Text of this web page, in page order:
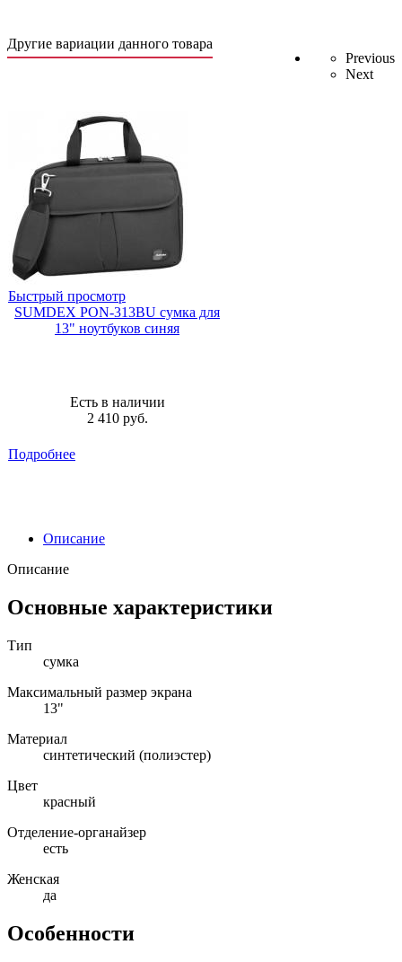
Другие вариации данного товара
Previous
Next
Быстрый просмотр
SUMDEX PON-313BU сумка для
13" ноутбуков синяя
Есть в наличии
2 410руб.
Подробнее
Описание
Описание
Основные характеристики
Тип
сумка
Максимальный размер экрана
13"
Материал
синтетический (полиэстер)
Цвет
красный
Отделение-органайзер
есть
Женская
да
Особенности